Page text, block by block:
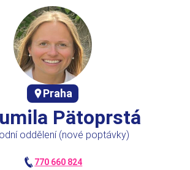
Praha
Pätoprstá
oddělení (nové poptávky)
770 660 824